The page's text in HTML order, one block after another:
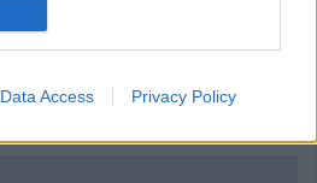
Data Access Privacy Policy
Podcast